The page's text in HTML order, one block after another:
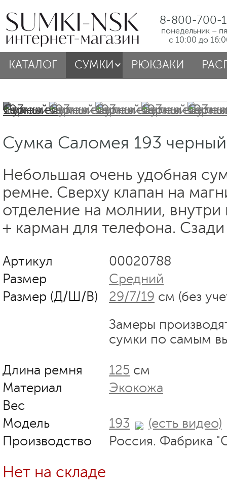
8-800-700-
понедельник –
с 10:00 до
КАТАЛОГ СУМКИ РЮКЗАКИ
Сумка Саломея 193 черный
Небольшая очень удобная
ремне. Сверху клапан на
отделение на молнии,
+ карман для телефона.
Артикул
00020788
Размер
Средний
Размер (Д/Ш/В)
29/7/19 см (без
Замеры
сумки по самым
Длина ремня 125 см
Материал
Экокожа
Вес
Модель
193
(есть видео)
Производство
Россия. Фабрика
Нет на складе